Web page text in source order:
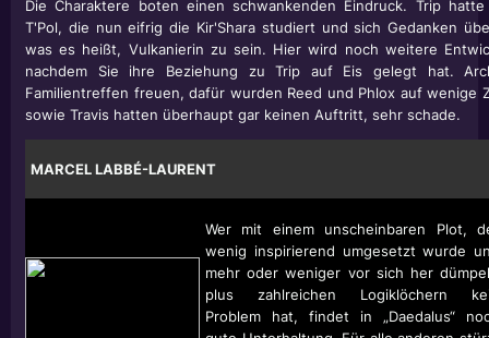
Die Charaktere boten einen schwankenden Eindruck. Trip
T'Pol, die nun eifrig die Kir'Shara studiert und sich Gedanken
was es heißt, Vulkanierin zu sein. Hier wird noch weitere
nachdem Sie ihre Beziehung zu Trip auf Eis gelegt hat.
Familientreffen freuen, dafür wurden Reed und Phlox auf wenige
sowie Travis hatten überhaupt gar keinen Auftritt, sehr schade.
MARCEL LABBÉ-LAURENT
Wer mit einem unscheinbaren Plot,
wenig inspirierend umgesetzt wurde
mehr oder weniger vor sich her
plus zahlreichen Logiklöchern
Problem hat, findet in „Daedalus“